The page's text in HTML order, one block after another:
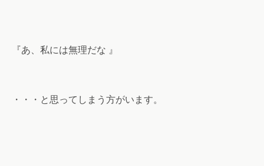
『あ、私には無理だな 』
・・・と思ってしまう方がいます。